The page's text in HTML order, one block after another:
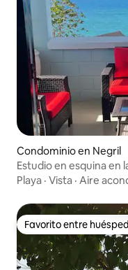
Condominio en Negril
Estudio en esquina en
las mejores vistas.
Playa · Vista · Aire
Favorito entre
Favorito entre